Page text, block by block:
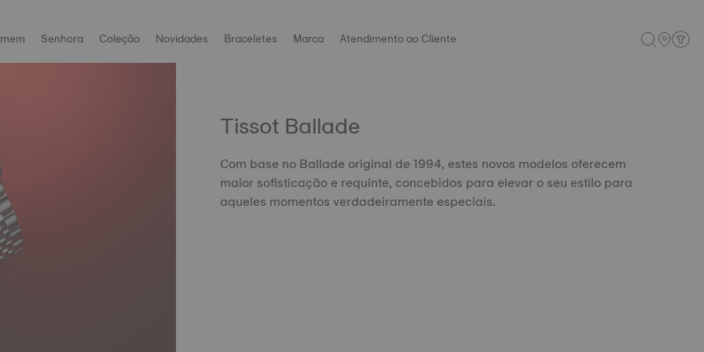
Senhora Coleção Novidades Braceletes Marca Atendimento ao Cliente
Tissot Ballade
Com base no Ballade original de 1994, estes novos modelos oferecem
maior sofisticação e requinte, concebidos para elevar o seu estilo para
aqueles momentos verdadeiramente especiais.